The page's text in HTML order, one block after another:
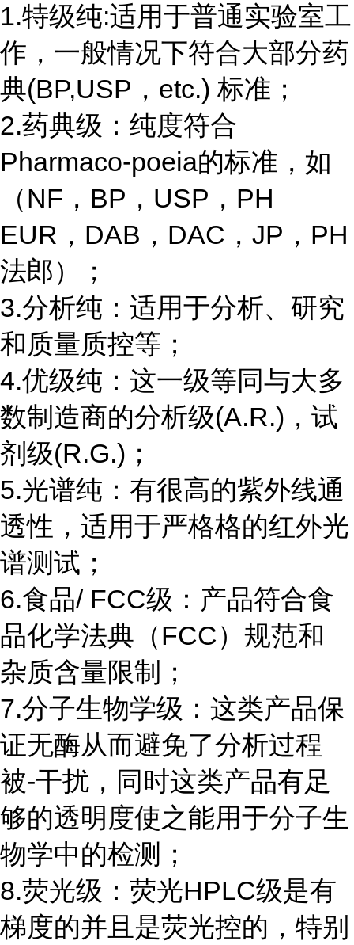
1.特级纯:适用于普通实验室工
作，一般情况下符合大部分药
典(BP,USP，etc.) 标准；
2.药典级：纯度符合
Pharmaco-poeia的标准，如
（NF，BP，USP，PH
EUR，DAB，DAC，JP，PH
法郎）；
3.分析纯：适用于分析、研究
和质量质控等；
4.优级纯：这一级等同与大多
数制造商的分析级(A.R.)，试
剂级(R.G.)；
5.光谱纯：有很高的紫外线通
透性，适用于严格格的红外光
谱测试；
6.食品/ FCC级：产品符合食
品化学法典（FCC）规范和
杂质含量限制；
7.分子生物学级：这类产品保
证无酶从而避免了分析过程
被-干扰，同时这类产品有足
够的透明度使之能用于分子生
物学中的检测；
8.荧光级：荧光HPLC级是有
梯度的并且是荧光控的，特别